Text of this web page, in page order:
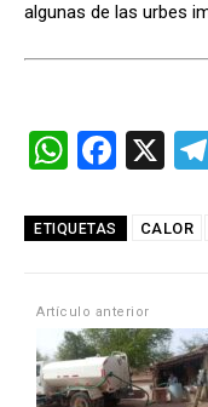
algunas de las urbes
W
at
A
p
p
F
ce
o
o
k
X
ETIQUETAS CALOR
Artículo anterior